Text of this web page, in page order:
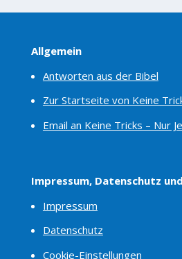
Allgemein
Antworten aus der Bibel
Zur Startseite von Keine
Email an Keine Tricks – Nur
Impressum, Datenschutz
Impressum
Datenschutz
Cookie-Einstellungen